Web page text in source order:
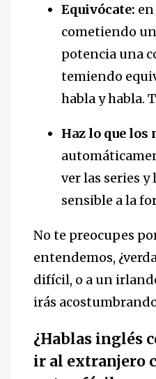
Equivócate:
cometiendo un
potencia una
temiendo
habla y habla.
Haz lo que los
ver las series
sensible a la
No te preocupes
entendemos,
difícil, o a un
irás
¿Hablas inglés
ir al extranjero